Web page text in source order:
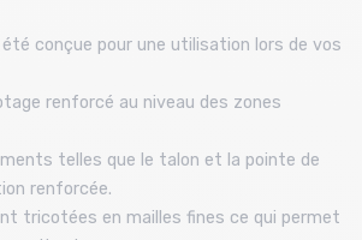
conçue pour une utilisation lors de vos
renforcé au niveau des zones
telles que le talon et la pointe de
renforcée.
tricotées en mailles fines ce qui permet